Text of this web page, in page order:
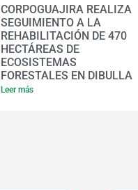
CORPOGUAJIRA REALIZA
SEGUIMIENTO A LA
REHABILITACIÓN DE 470
HECTÁREAS DE
ECOSISTEMAS
FORESTALES EN DIBULLA
Leer más